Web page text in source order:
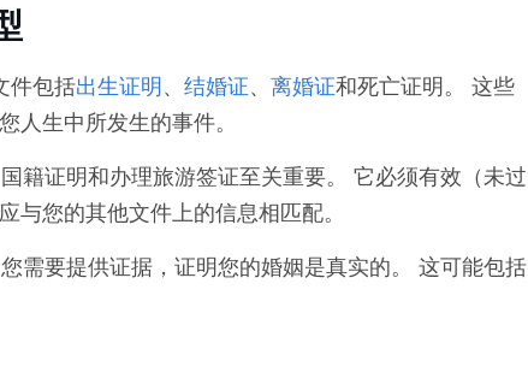
件包括出生证明、 结婚证、 离婚证和死亡证明。 这些
人生中所发生的事件。
籍证明和办理旅游签证至关重要。 它必须有效（未过
与您的其他文件上的信息相匹配。
需要提供证据，证明您的婚姻是真实的。 这可能包括